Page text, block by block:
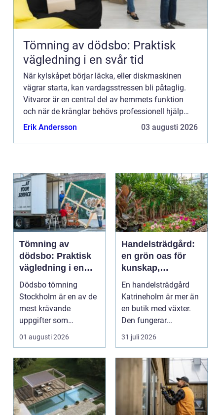
Tömning av dödsbo: Praktisk
vägledning i en svår tid
När kylskåpet börjar läcka, eller diskmaskinen
vägrar starta, kan vardagsstressen bli påtaglig.
Vitvaror är en central del av hemmets funktion
och när de krånglar behövs professionell hjälp
sn...
Erik Andersson 03 augusti 2026
Tömning av
dödsbo: Praktisk
vägledning i en
känslig situation
Dödsbo tömning
Stockholm är en av de
mest krävande
uppgifter som
närst&arin...
01 augusti 2026
Handelsträdgård:
en grön oas för
kunskap,
inspiration och
odlarglädje
En handelsträdgård
Katrineholm är mer än
en butik med växter.
Den fungerar...
31 juli 2026